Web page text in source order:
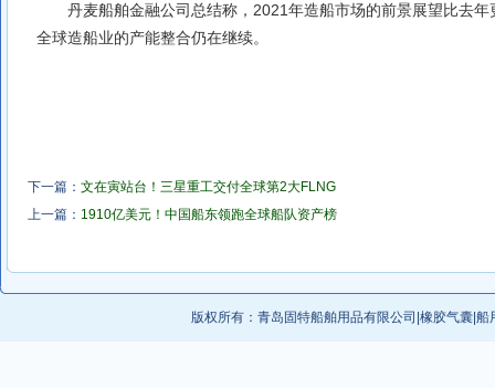
丹麦船舶金融公司总结称，2021年造船市场的前景展望比去
全球造船业的产能整合仍在继续。
下一篇： 文在寅站台！三星重工交付全球第2大FLNG
上一篇： 1910亿美元！中国船东领跑全球船队资产榜
版权所有： 青岛固特船舶用品有限公司 橡胶气囊 船